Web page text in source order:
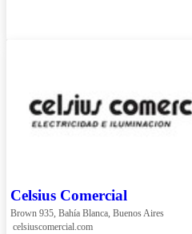
Celsius Comercial
Brown 935, Bahía Blanca, Buenos Aires
celsiuscomercial.com